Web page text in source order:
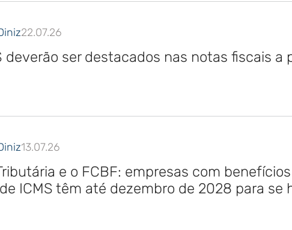
22.07.26
deverão ser destacados nas notas fiscais a
13.07.26
e o FCBF: empresas com
ICMS têm até dezembro de 2028 para se